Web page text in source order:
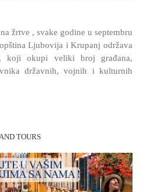
, svake godine u septembru
Ljubovija i Krupanj održava
koji okupi veliki broj građana,
državnih, vojnih i kulturnih
TOURS